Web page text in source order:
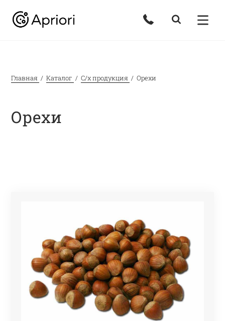
Главная Каталог С/х продукция Орехи
Орехи